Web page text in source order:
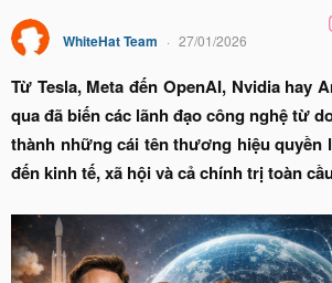
WhiteHat Team 27/01/2026
Từ Tesla, Meta đến OpenAI, Nvidia hay
qua đã biến các lãnh đạo công nghệ từ
thành những cái tên thương hiệu
đến kinh tế, xã hội và cả chính trị toàn